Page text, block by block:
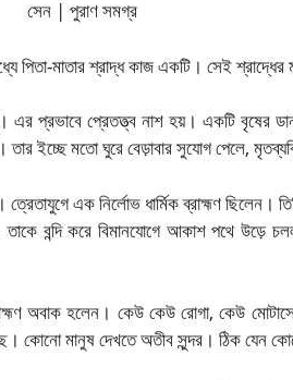
পিতা-মাতার শ্রাদ্ধ কাজ একটি। সেই শ্রাদ্ধের
এর প্রভাবে প্রেতত্ত্ব নাশ হয়। একটি বৃষের
তার ইচ্ছে মতো ঘুরে বেড়াবার সুযোগ পেলে,
এক নির্লোভ ধার্মিক ব্রাহ্মণ
বন্দি করে বিমানযোগে আকাশ পথে উড়ে
অবাক হলেন। কেউ কেউ রোগা, কেউ
কোনো মানুষ দেখতে অতীব সুন্দর। ঠিক যেন